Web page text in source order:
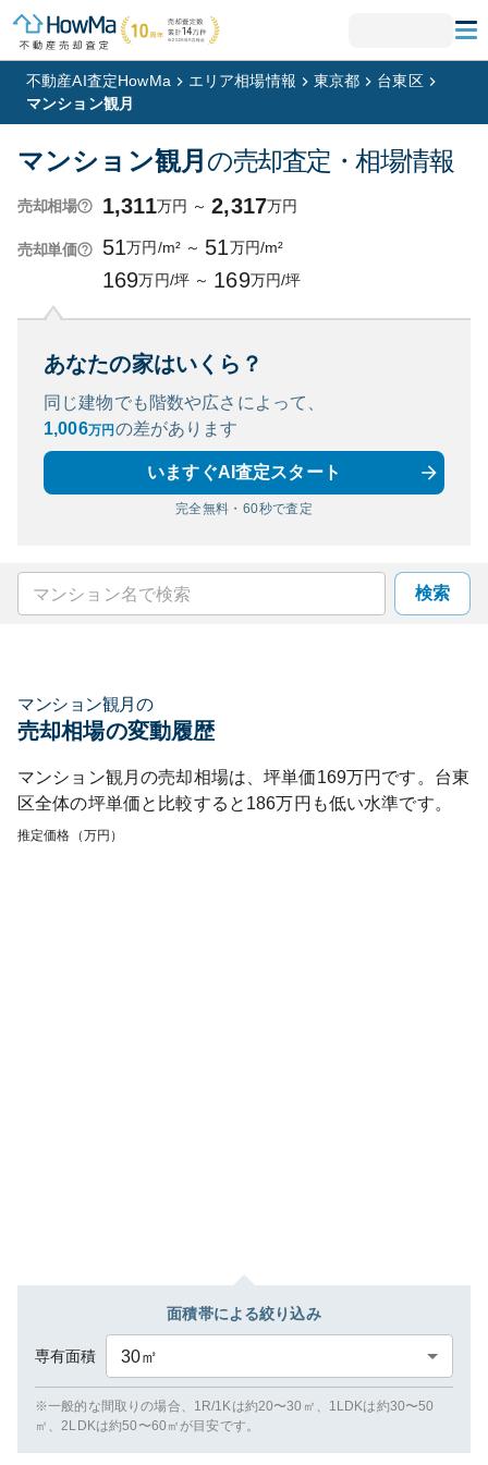
不動産AI査定HowMa エリア相場情報 東京都
台東区
マンション観月
マンション観月 の売却査定・相場情報
売却相場 1,311万円 ～ 2,317万円
売却単価 51万円/m² ～ 51万円/m²
169万円/坪 ～ 169万円/坪
あなたの家はいくら？
同じ建物でも階数や広さによって、
1,006万円 の差があります
いますぐAI査定スタート
完全無料・60秒で査定
検索
マンション観月 の
売却相場の変動履歴
マンション観月の売却相場は、坪単価169万円です。 台東
区全体の坪単価と比較すると 186万円も低い水準です。
推定価格（万円）
面積帯による絞り込み
専有面積 30㎡
※一般的な間取りの場合、1R/1Kは約20〜30㎡、1LDKは約30〜50
㎡、2LDKは約50〜60㎡が目安です。